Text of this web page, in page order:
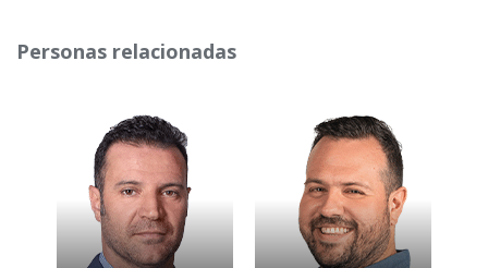
Personas relacionadas